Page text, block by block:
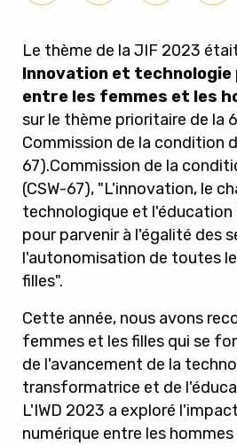
Le thème de la JIF 2023
Innovation et technologie
entre les femmes et les
sur le thème prioritaire de la
Commission de la condition
67).Commission de la
(CSW-67), "L'innovation, le
technologique et l'éducation
pour parvenir à l'égalité des
l'autonomisation de toutes
filles".
Cette année, nous avons
femmes et les filles qui se
de l'avancement de la
transformatrice et de
L'IWD 2023 a exploré
numérique entre les